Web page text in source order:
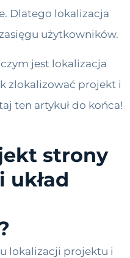
Dlatego lokalizacja
użytkowników.
jest lokalizacja
zlokalizować projekt i
ten artykuł do końca!
strony
lokalizacji projektu i